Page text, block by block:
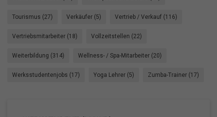
Tourismus (27) Verkäufer (5) Vertrieb / Verkauf (116)
Vertriebsmitarbeiter (18) Vollzeitstellen (22)
Weiterbildung (314) Wellness- / Spa-Mitarbeiter (20)
Werksstudentenjobs (17) Yoga Lehrer (5) Zumba-Trainer (17)